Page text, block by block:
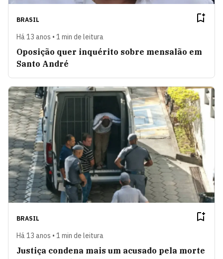
BRASIL
Há 13 anos • 1 min de leitura
Oposição quer inquérito sobre mensalão em
Santo André
BRASIL
Há 13 anos • 1 min de leitura
Justiça condena mais um acusado pela morte